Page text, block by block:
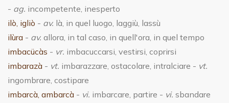
- ag. incompetente, inesperto
ilò, igliò - av. là, in quel luogo, laggiù, lassù
ilùra - av. allora, in tal caso, in quell'ora, in quel tempo
imbacücàs - vr. imbacuccarsi, vestirsi, coprirsi
imbarazà - vt. imbarazzare, ostacolare, intralciare - vt.
ingombrare, costipare
imbarcà, ambarcà - vi. imbarcare, partire - vi. sbandare